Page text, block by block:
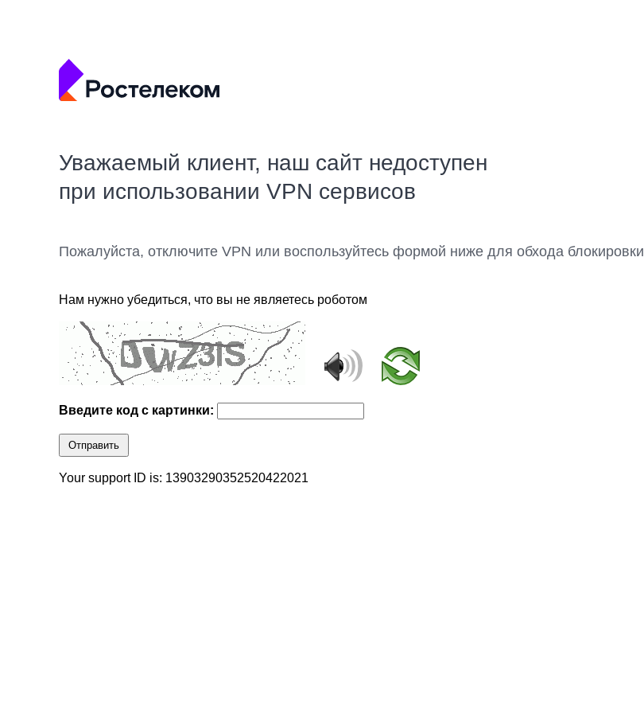
Уважаемый клиент, наш сайт недоступен
при использовании VPN сервисов
Пожалуйста, отключите VPN или воспользуйтесь формой ниже для обхода блокировки
Нам нужно убедиться, что вы не являетесь роботом
Введите код с картинки:
Отправить
Your support ID is: 13903290352520422021